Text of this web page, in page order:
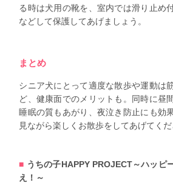
る時は犬用の靴を、室内では滑り止め
などして保護してあげましょう。
まとめ
シニア犬にとって適度な散歩や運動は
ど、健康面でのメリットも。同時に昼
睡眠の質もあがり、夜泣き防止にも効
見ながら楽しくお散歩をしてあげてくだ
うちの子HAPPY PROJECT～ハッピ
え！～